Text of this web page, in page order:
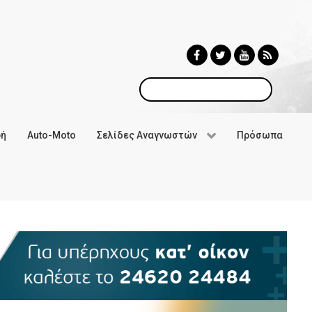
Αναζήτηση
Auto-Moto Σελίδες Αναγνωστών Πρόσωπα